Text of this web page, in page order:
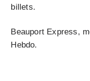
billets.
Beauport Express,
Hebdo.